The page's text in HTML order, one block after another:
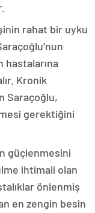
rahat bir uyku
hastalarına
Kronik
Saraçoğlu,
gerektiğini
güçlenmesini
ihtimali olan
önlenmiş
en zengin besin